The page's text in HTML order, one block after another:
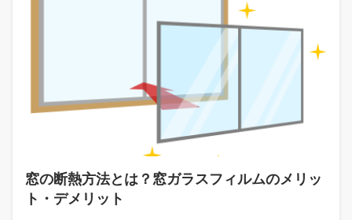
窓の断熱方法とは？窓ガラスフィルムのメリッ
ト・デメリット